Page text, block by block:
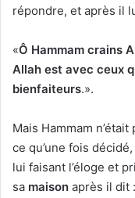
répondre, et après il
«Ô Hammam crains
Allah est avec ceux
bienfaiteurs.».
Mais Hammam
ce qu’une fois
lui faisant l’éloge et
sa maison après il dit